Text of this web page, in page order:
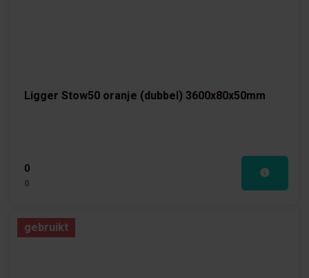
Ligger Stow50 oranje (dubbel) 3600x80x50mm
0
0
gebruikt